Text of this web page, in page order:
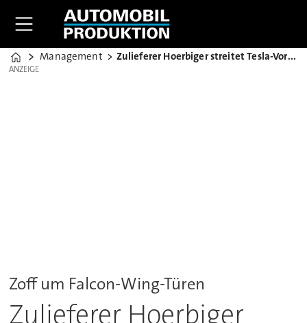
Home
Management Zulieferer Hoerbiger streitet Tesla-Vorwürfe ab
ANZEIGE
ANZEIGE
Zoff um Falcon-Wing-Türen
Zulieferer Hoerbiger